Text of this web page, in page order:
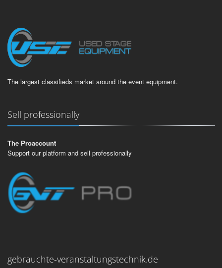
The largest classifieds market around the event equipment.
Sell professionally
The Proaccount
Support our platform and sell professionally
gebrauchte-veranstaltungstechnik.de